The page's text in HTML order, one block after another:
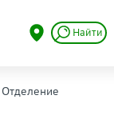
Найти
Отделение